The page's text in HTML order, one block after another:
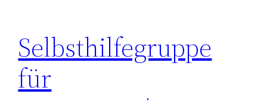
Selbsthilfegruppe
für